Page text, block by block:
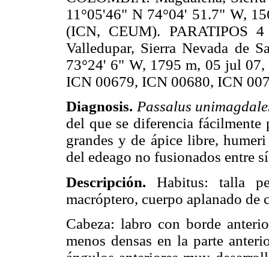
11°05'46" N 74°04' 51.7" W,
(ICN, CEUM).
Valledupar, Sierra Nevada de
73°24' 6" W, 1795 m, 05 jul
ICN 00679, ICN 00680, ICN
Diagnosis. Passalus
del que se diferencia
grandes y de ápice libre,
del edeago no fusionados entre
Descripción. Habitus: talla
macróptero, cuerpo aplanado
Cabeza: labro con borde
menos densas en la parte